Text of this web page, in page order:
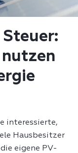
interessierte,
Hausbesitzer
eigene PV-